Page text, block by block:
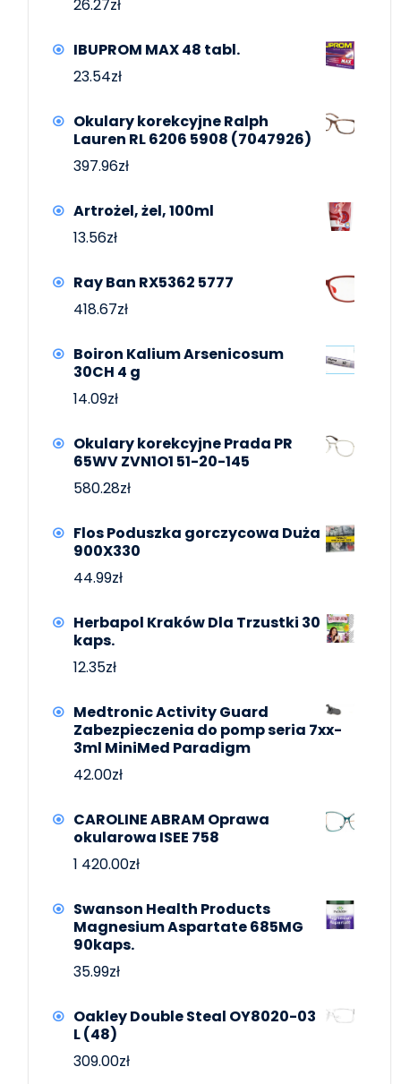
26.27zł
IBUPROM MAX 48 tabl.
23.54zł
Okulary korekcyjne Ralph
Lauren RL 6206 5908 (7047926)
397.96zł
Artrożel, żel, 100ml
13.56zł
Ray Ban RX5362 5777
418.67zł
Boiron Kalium Arsenicosum
30CH 4 g
14.09zł
Okulary korekcyjne Prada PR
65WV ZVN1O1 51-20-145
580.28zł
Flos Poduszka gorczycowa Duża
900X330
44.99zł
Herbapol Kraków Dla Trzustki 30
kaps.
12.35zł
Medtronic Activity Guard
Zabezpieczenia do pomp seria 7xx-
3ml MiniMed Paradigm
42.00zł
CAROLINE ABRAM Oprawa
okularowa ISEE 758
1 420.00zł
Swanson Health Products
Magnesium Aspartate 685MG
90kaps.
35.99zł
Oakley Double Steal OY8020-03
L (48)
309.00zł